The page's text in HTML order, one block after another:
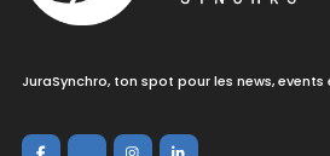
JuraSynchro, ton spot pour les news,